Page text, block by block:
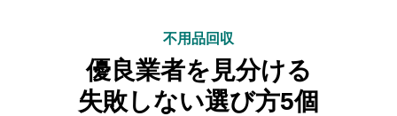
不用品回収
優良業者を見分ける
失敗しない選び方5個